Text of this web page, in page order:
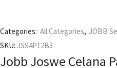
Categories: All Categories, JOBB
SKU: JSS4P12B3
Jobb Joswe Celana